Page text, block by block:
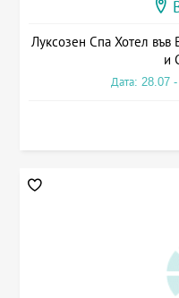
Луксозен Спа Хотел
и
Дата: 28.07